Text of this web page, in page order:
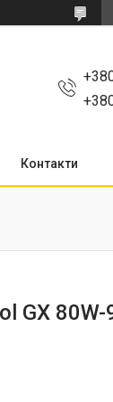
Контакти
GX 80W-